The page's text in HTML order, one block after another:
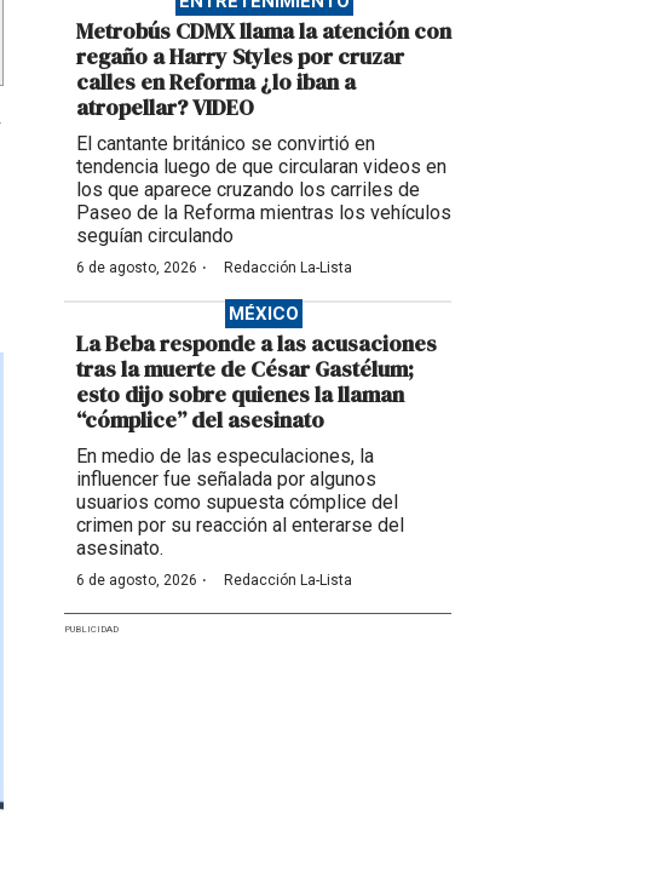
Metrobús CDMX llama la atención con
regaño a Harry Styles por cruzar
calles en Reforma ¿lo iban a
atropellar? VIDEO
El cantante británico se convirtió en
tendencia luego de que circularan videos en
los que aparece cruzando los carriles de
Paseo de la Reforma mientras los vehículos
seguían circulando
6 de agosto, 2026 · Redacción La-Lista
MÉXICO
La Beba responde a las acusaciones
tras la muerte de César Gastélum;
esto dijo sobre quienes la llaman
“cómplice” del asesinato
En medio de las especulaciones, la
influencer fue señalada por algunos
usuarios como supuesta cómplice del
crimen por su reacción al enterarse del
asesinato.
6 de agosto, 2026 · Redacción La-Lista
PUBLICIDAD